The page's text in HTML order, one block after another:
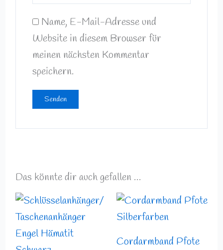
Name, E-Mail-Adresse und
Website in diesem Browser für
meinen nächsten Kommentar
speichern.
Das könnte dir auch gefallen …
Cordarmband Pfote